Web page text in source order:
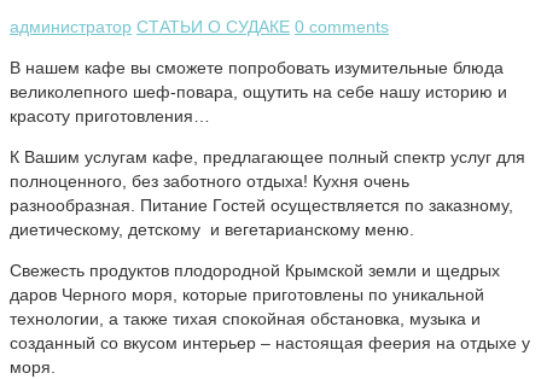
администратор СТАТЬИ О СУДАКЕ 0 comments
В нашем кафе вы сможете попробовать изумительные блюда
великолепного шеф-повара, ощутить на себе нашу историю и
красоту приготовления…
К Вашим услугам кафе, предлагающее полный спектр услуг для
полноценного, без заботного отдыха! Кухня очень
разнообразная. Питание Гостей осуществляется по заказному,
диетическому, детскому и вегетарианскому меню.
Свежесть продуктов плодородной Крымской земли и щедрых
даров Черного моря, которые приготовлены по уникальной
технологии, а также тихая спокойная обстановка, музыка и
созданный со вкусом интерьер – настоящая феерия на отдыхе у
моря.